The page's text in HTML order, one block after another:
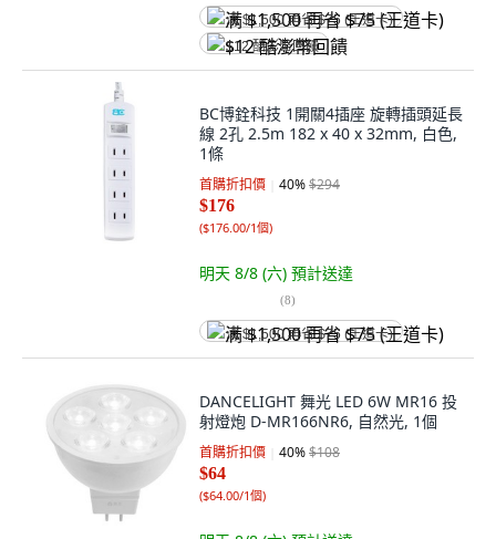
满 $1,500 再省 $75 (王道卡)
$12 酷澎幣回饋
BC博銓科技 1開關4插座 旋轉插頭延長
線 2孔 2.5m 182 x 40 x 32mm, 白色,
1條
首購折扣價 40%$294
$176
($176.00/1個)
明天 8/8 (六) 預計送達
(8)
满 $1,500 再省 $75 (王道卡)
DANCELIGHT 舞光 LED 6W MR16 投
射燈炮 D-MR166NR6, 自然光, 1個
首購折扣價 40%$108
$64
($64.00/1個)